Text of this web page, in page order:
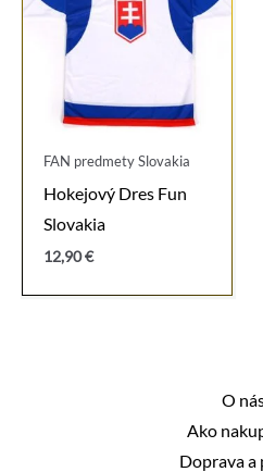
FAN predmety Slovakia
Hokejový Dres Fun
Slovakia
12,90€
O
Ako
Doprava a